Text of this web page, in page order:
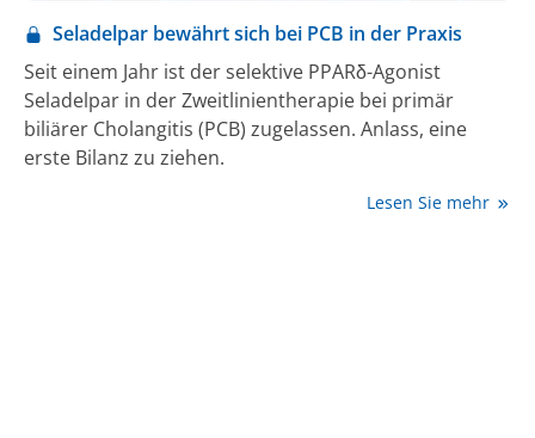
Seladelpar bewährt sich bei PCB in der Praxis
Seit einem Jahr ist der selektive PPARδ-Agonist
Seladelpar in der Zweitlinientherapie bei primär
biliärer Cholangitis (PCB) zugelassen. Anlass, eine
erste Bilanz zu ziehen.
Lesen Sie mehr